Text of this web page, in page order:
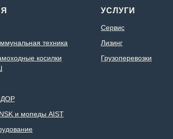
техника
косилки
и мопеды AIST
УСЛУГИ
Сервис
Лизинг
Грузоперевозки